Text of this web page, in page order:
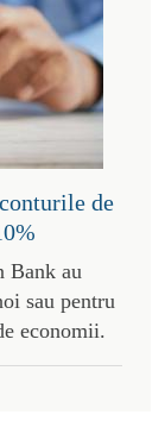
de
Bank au
sau pentru
economii.